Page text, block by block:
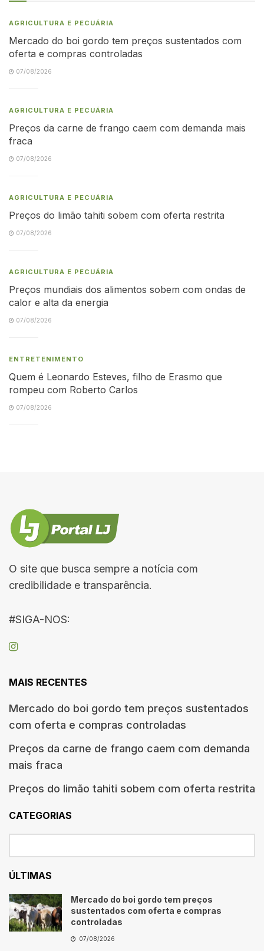
AGRICULTURA E PECUÁRIA
Mercado do boi gordo tem preços sustentados com
oferta e compras controladas
07/08/2026
AGRICULTURA E PECUÁRIA
Preços da carne de frango caem com demanda mais
fraca
07/08/2026
AGRICULTURA E PECUÁRIA
Preços do limão tahiti sobem com oferta restrita
07/08/2026
AGRICULTURA E PECUÁRIA
Preços mundiais dos alimentos sobem com ondas de
calor e alta da energia
07/08/2026
ENTRETENIMENTO
Quem é Leonardo Esteves, filho de Erasmo que
rompeu com Roberto Carlos
07/08/2026
O site que busca sempre a notícia com
credibilidade e transparência.
#SIGA-NOS:
MAIS RECENTES
Mercado do boi gordo tem preços sustentados
com oferta e compras controladas
Preços da carne de frango caem com demanda
mais fraca
Preços do limão tahiti sobem com oferta restrita
CATEGORIAS
ÚLTIMAS
Mercado do boi gordo tem preços
sustentados com oferta e compras
controladas
07/08/2026